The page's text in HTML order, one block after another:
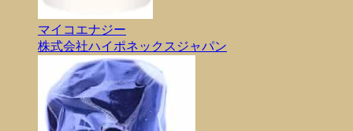
マイコエナジー
株式会社ハイポネックスジャパン